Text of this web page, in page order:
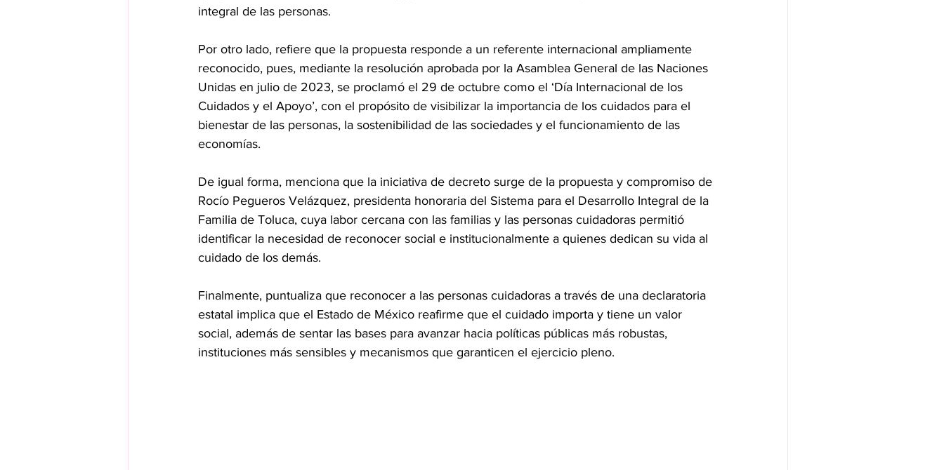
integral de las personas.
Por otro lado, refiere que la propuesta responde a un referente internacional ampliamente
reconocido, pues, mediante la resolución aprobada por la Asamblea General de las Naciones
Unidas en julio de 2023, se proclamó el 29 de octubre como el ‘Día Internacional de los
Cuidados y el Apoyo’, con el propósito de visibilizar la importancia de los cuidados para el
bienestar de las personas, la sostenibilidad de las sociedades y el funcionamiento de las
economías.
De igual forma, menciona que la iniciativa de decreto surge de la propuesta y compromiso de
Rocío Pegueros Velázquez, presidenta honoraria del Sistema para el Desarrollo Integral de la
Familia de Toluca, cuya labor cercana con las familias y las personas cuidadoras permitió
identificar la necesidad de reconocer social e institucionalmente a quienes dedican su vida al
cuidado de los demás.
Finalmente, puntualiza que reconocer a las personas cuidadoras a través de una declaratoria
estatal implica que el Estado de México reafirme que el cuidado importa y tiene un valor
social, además de sentar las bases para avanzar hacia políticas públicas más robustas,
instituciones más sensibles y mecanismos que garanticen el ejercicio pleno.